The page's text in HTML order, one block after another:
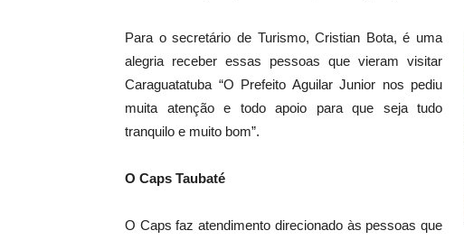
Para o secretário de Turismo, Cristian Bota, é uma
alegria receber essas pessoas que vieram visitar
Caraguatatuba “O Prefeito Aguilar Junior nos pediu
muita atenção e todo apoio para que seja tudo
tranquilo e muito bom”.
O Caps Taubaté
O Caps faz atendimento direcionado às pessoas que